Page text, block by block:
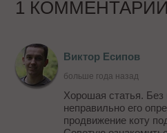
1 КОММЕНТАРИЙ
Виктор Есипов
больше года назад
Хорошая статья. Без
неправильно его
продвижение коту